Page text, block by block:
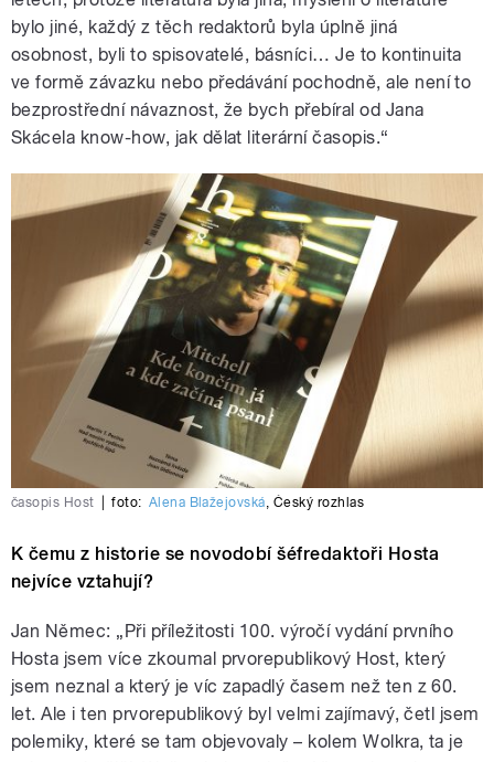
bylo jiné, každý z těch redaktorů byla úplně jiná
osobnost, byli to spisovatelé, básníci… Je to kontinuita
ve formě závazku nebo předávání pochodně, ale není to
bezprostřední návaznost, že bych přebíral od Jana
Skácela know-how, jak dělat literární časopis.“
časopis Host foto: Alena Blažejovská, Český rozhlas
K čemu z historie se novodobí šéfredaktoři Hosta
nejvíce vztahují?
Jan Němec: „Při příležitosti 100. výročí vydání prvního
Hosta jsem více zkoumal prvorepublikový Host, který
jsem neznal a který je víc zapadlý časem než ten z 60.
let. Ale i ten prvorepublikový byl velmi zajímavý, četl jsem
polemiky, které se tam objevovaly – kolem Wolkra, ta je